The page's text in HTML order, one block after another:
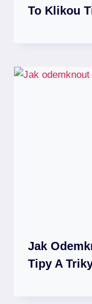
To Klikou
Jak
Tipy A